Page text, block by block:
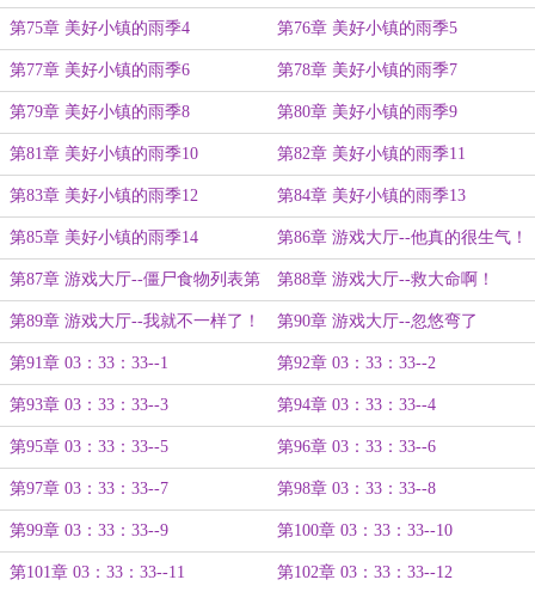
第75章 美好小镇的雨季4 第76章 美好小镇的雨季5
第77章 美好小镇的雨季6 第78章 美好小镇的雨季7
第79章 美好小镇的雨季8 第80章 美好小镇的雨季9
第81章 美好小镇的雨季10 第82章 美好小镇的雨季11
第83章 美好小镇的雨季12 第84章 美好小镇的雨季13
第85章 美好小镇的雨季14 第86章 游戏大厅--他真的很生气！
第87章 游戏大厅--僵尸食物列表第
一位是人！
第88章 游戏大厅--救大命啊！
第89章 游戏大厅--我就不一样了！ 第90章 游戏大厅--忽悠弯了
第91章 03：33：33--1 第92章 03：33：33--2
第93章 03：33：33--3 第94章 03：33：33--4
第95章 03：33：33--5 第96章 03：33：33--6
第97章 03：33：33--7 第98章 03：33：33--8
第99章 03：33：33--9 第100章 03：33：33--10
第101章 03：33：33--11 第102章 03：33：33--12